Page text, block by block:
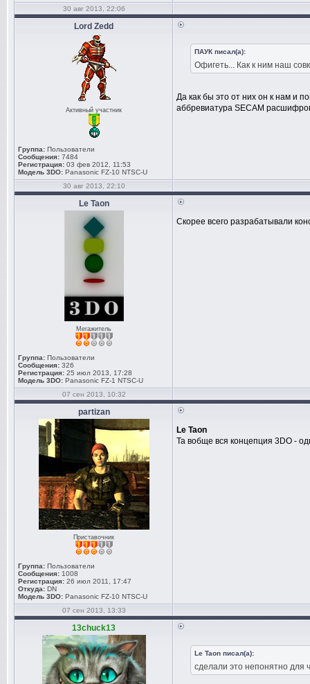
30 авг 2013, 22:06
Lord Zedd
Активный участник
Группа: Пользователи
Сообщения: 7484
Регистрация: 03 фев 2012, 11:53
Модель 3DO: Panasonic FZ-10 NTSC-U
ПАУК писал(а):
Офигеть... Как к ним наш
Да как бы это от них он к нам и
аббревиатура SECAM
30 авг 2013, 22:10
Le Taon
Мегажитель
Группа: Пользователи
Сообщения: 326
Регистрация: 25 июл 2013, 17:28
Модель 3DO: Panasonic FZ-1 NTSC-U
Скорее всего разрабатывали
07 сен 2013, 10:32
partizan
Приставочник
Группа: Пользователи
Сообщения: 1008
Регистрация: 26 июл 2011, 17:47
Откуда: DN
Модель 3DO: Panasonic FZ-10 NTSC-U
Le Taon
Та вобще вся концепция 3DO -
07 сен 2013, 13:33
13chuck13
Le Taon писал(а):
сделали это непонятно для